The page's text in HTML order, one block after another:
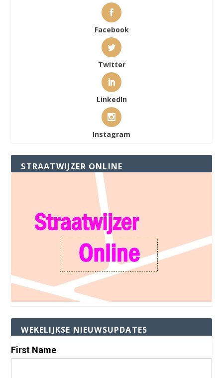
Facebook
Twitter
LinkedIn
Instagram
STRAATWIJZER ONLINE
WEKELIJKSE NIEUWSUPDATES
First Name